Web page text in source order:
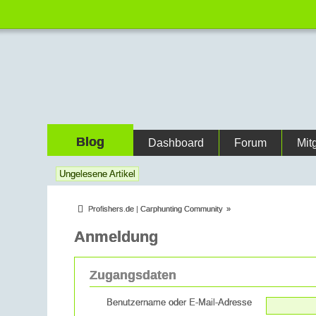
Blog Dashboard Forum
Ungelesene Artikel
Profishers.de | Carphunting Community »
Anmeldung
Zugangsdaten
Benutzername oder E-Mail-Adresse